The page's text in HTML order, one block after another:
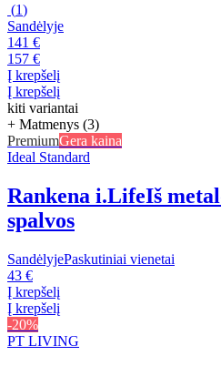
(1)
Sandėlyje
141 €
157 €
Į krepšelį
Į krepšelį
kiti variantai
+ Matmenys (3)
PremiumGera kaina
Ideal Standard
Rankena i.LifeIš
spalvos
SandėlyjePaskutiniai vienetai
43 €
Į krepšelį
Į krepšelį
-20%
PT LIVING